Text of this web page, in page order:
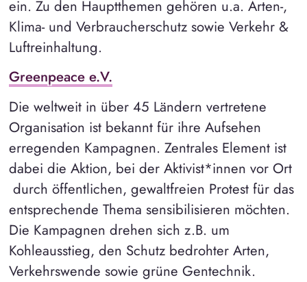
ein. Zu den Hauptthemen gehören u.a. Arten-,
Klima- und Verbraucherschutz sowie Verkehr &
Luftreinhaltung.
Greenpeace e.V.
Die weltweit in über 45 Ländern vertretene
Organisation ist bekannt für ihre Aufsehen
erregenden Kampagnen. Zentrales Element ist
dabei die Aktion, bei der Aktivist*innen vor Ort
durch öffentlichen, gewaltfreien Protest für das
entsprechende Thema sensibilisieren möchten.
Die Kampagnen drehen sich z.B. um
Kohleausstieg, den Schutz bedrohter Arten,
Verkehrswende sowie grüne Gentechnik.